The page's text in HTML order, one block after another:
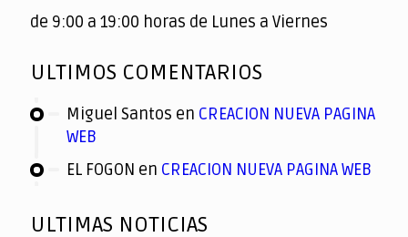
de 9:00 a 19:00 horas de Lunes a Viernes
ULTIMOS COMENTARIOS
Miguel Santos en CREACION NUEVA PAGINA
WEB
EL FOGON en CREACION NUEVA PAGINA WEB
ULTIMAS NOTICIAS